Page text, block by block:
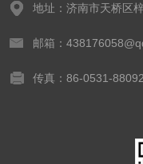
地址：济南市天桥区
邮箱：
传真：86-0531-